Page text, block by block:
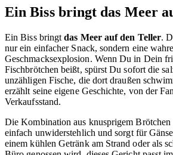
Ein Biss bringt das Meer
Ein Biss bringtdas Meer auf den Teller.
nur ein einfacher Snack, sondern eine wahre
Geschmacksexplosion. Wenn Du in Dein
Fischbrötchen beißt, spürst Du sofort die
unzähligen Fische, die dort draußen
erzählt seine eigene Geschichte, von der
Verkaufsstand.
Die Kombination aus knusprigem
einfach unwiderstehlich und sorgt für
einem kühlen Getränk am Strand oder als